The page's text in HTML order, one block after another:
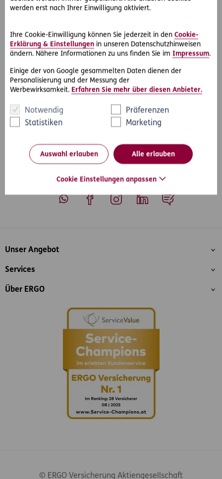
werden erst nach Ihrer Einwilligung aktiviert.
Ihre Cookie-Einwilligung können Sie jederzeit in den Cookie-
Erklärung & Einstellungen in unseren Datenschutzhinweisen
ändern. Nähere Informationen zu uns finden Sie im Impressum.
Einige der von Google gesammelten Daten dienen der
Personalisierung und der Messung der
Werbewirksamkeit. Erfahren Sie mehr über diesen Anbieter.
Notwendig
Präferenzen
Statistiken
Marketing
Auswahl erlauben Alle erlauben
Cookie Einstellungen anpassen
Rechtsschutz Premiumhat Frau B. auch ihre ArbeitsWelt
Arbeitsgerichts-Rechtsschutz
zukünftigen Arbeitgebern schützt.
Im D.A.S. Privat-Rechtsschutz Premium sind zusätzlich zum
D.A.S. Start-Rechtsschutz Privat dieArbeitsWelt, WohnWelt,
FamilienWelt und optional die VerkehrsWelt versichert.
#Rechtsfälle #Arbeit & Soziales
Inhaltsübersicht
Unser Angebot
Services
Über ERGO
© ERGO Versicherung Aktiengesellschaft